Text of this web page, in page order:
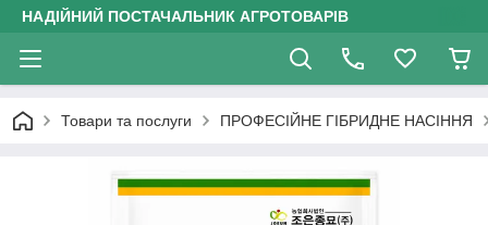
НАДІЙНИЙ ПОСТАЧАЛЬНИК АГРОТОВАРІВ
Товари та послуги ПРОФЕСІЙНЕ ГІБРИДНЕ НАСІННЯ